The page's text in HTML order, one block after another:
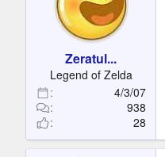
Zeratul...
Legend of Zelda
4/3/07
938
28